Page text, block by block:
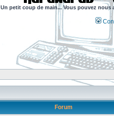
Un petit coup de main... Vous pouvez nous
Forum